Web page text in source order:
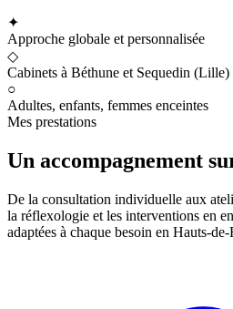
✦
Approche globale et personnalisée
◇
Cabinets à Béthune et Sequedin (Lille)
○
Adultes, enfants, femmes enceintes
Mes prestations
Un accompagnement
De la consultation individuelle aux
la réflexologie et les interventions en
adaptées à chaque besoin en Hauts-de-